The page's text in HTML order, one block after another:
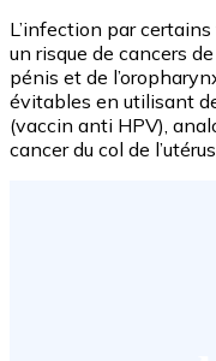
L’infection par
un risque de cancers
pénis et de
évitables en utilisant
(vaccin anti HPV),
cancer du col de